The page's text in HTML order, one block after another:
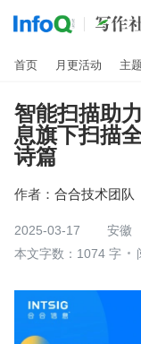
首页 月更活动 主
智能扫描助
息旗下扫描
诗篇
作者： 合合技术团队
2025-03-17
安徽
本文字数：1074 字